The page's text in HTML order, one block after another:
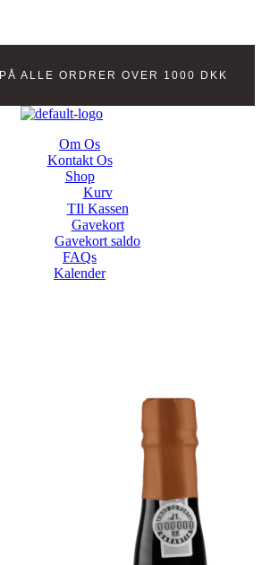
ALLE ORDRER OVER 1000 DKK
Om Os
Kontakt Os
Shop
Kurv
TIl Kassen
Gavekort
Gavekort saldo
FAQs
Kalender